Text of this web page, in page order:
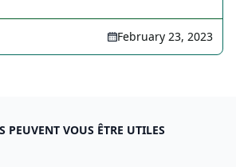
February 23, 2023
PEUVENT VOUS ÊTRE UTILES